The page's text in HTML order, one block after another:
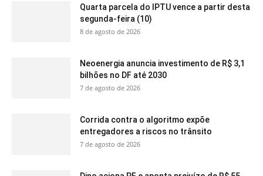
Quarta parcela do IPTU vence a partir desta
segunda-feira (10)
8 de agosto de 2026
Neoenergia anuncia investimento de R$ 3,1
bilhões no DF até 2030
7 de agosto de 2026
Corrida contra o algoritmo expõe
entregadores a riscos no trânsito
7 de agosto de 2026